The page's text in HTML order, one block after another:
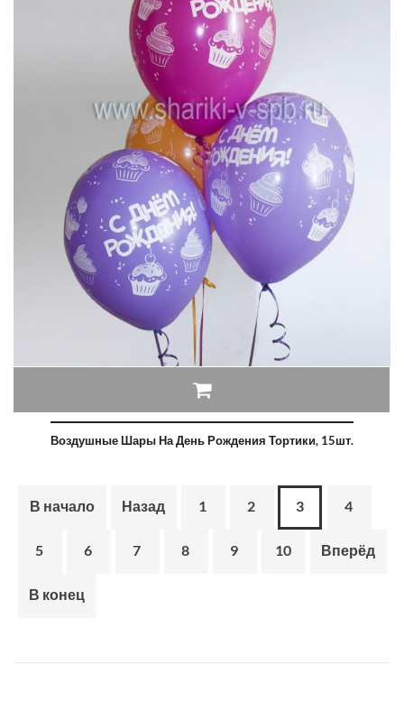
Воздушные Шары На День Рождения Тортики, 15шт.
В начало Назад 1 2 3 4
5 6 7 8 9 10 Вперёд
В конец